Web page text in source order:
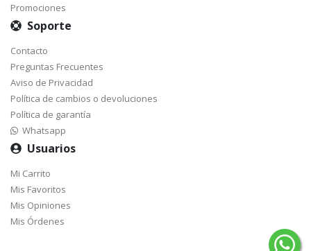
Promociones
Soporte
Contacto
Preguntas Frecuentes
Aviso de Privacidad
Política de cambios o devoluciones
Política de garantía
Whatsapp
Usuarios
Mi Carrito
Mis Favoritos
Mis Opiniones
Mis Órdenes